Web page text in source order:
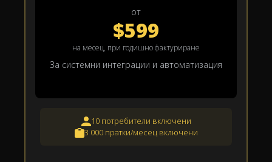
от
$599
на месец, при годишно фактуриране
За системни интеграции и автоматизация
10 потребители включени
3 000 пратки/месец включени